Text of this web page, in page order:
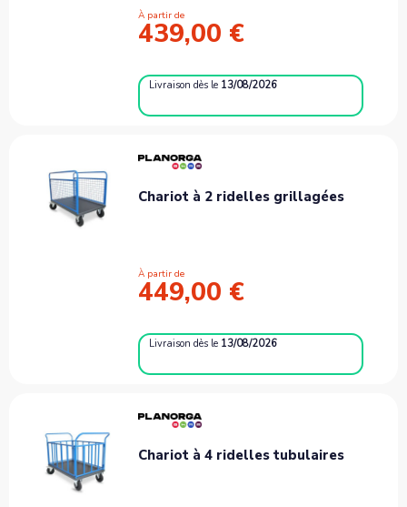
À partir de
439,00 €
Livraisondès le 13/08/2026
Chariot à 2 ridelles grillagées
À partir de
449,00 €
Livraisondès le 13/08/2026
Chariot à 4 ridelles tubulaires